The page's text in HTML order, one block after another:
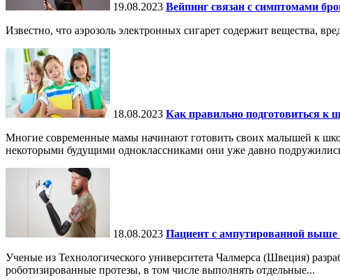
19.08.2023 Вейпинг связан с симптомами
Известно, что аэрозоль электронных сигарет содержит вещества,
18.08.2023 Как правильно подготовиться к
Многие современные мамы начинают готовить своих малышей к
некоторыми будущими одноклассниками они уже давно
18.08.2023 Пациент с ампутированной выше
Ученые из Технологического университета Чалмерса (Швеция)
роботизированные протезы, в том числе выполнять отдельные...